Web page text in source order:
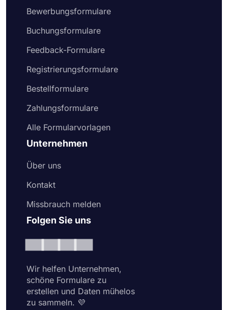
Bewerbungsformulare
Buchungsformulare
Feedback-Formulare
Registrierungsformulare
Bestellformulare
Zahlungsformulare
Alle Formularvorlagen
Unternehmen
Über uns
Kontakt
Missbrauch melden
Folgen Sie uns
Wir helfen Unternehmen,
schöne Formulare zu
erstellen und Daten mühelos
zu sammeln. 💜